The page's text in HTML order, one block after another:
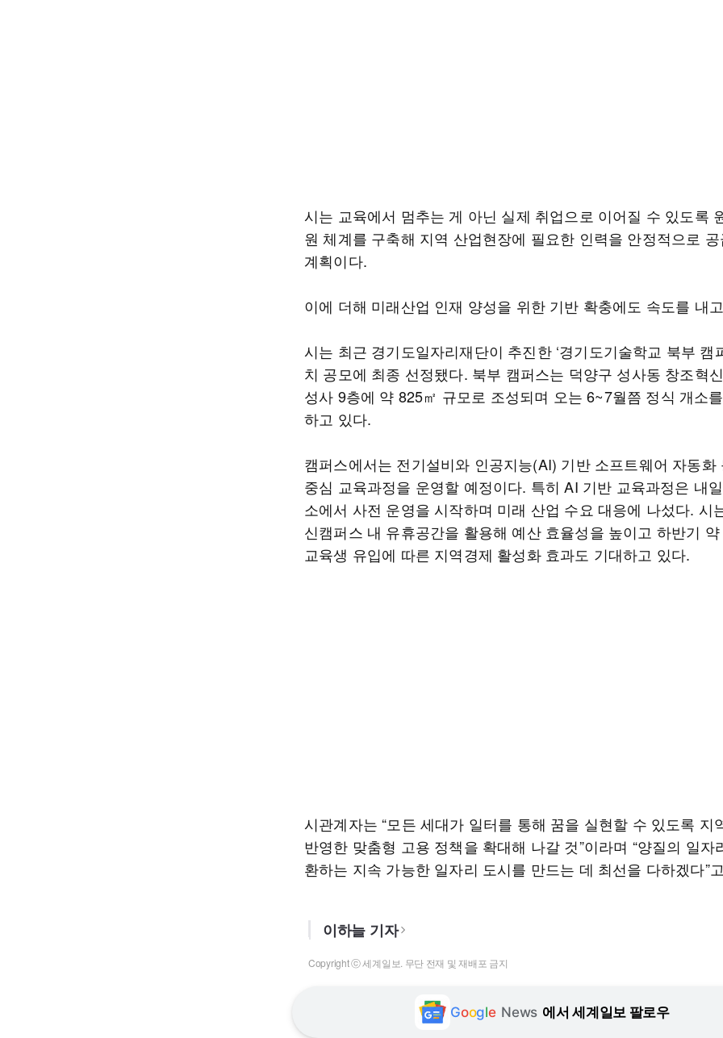
시는 교육에서 멈추는 게 아닌 실제 취업으로 이어질 수 있도록
원 체계를 구축해 지역 산업현장에 필요한 인력을 안정적으로
계획이다.
이에 더해 미래산업 인재 양성을 위한 기반 확충에도 속도를 내
시는 최근 경기도일자리재단이 추진한 ‘경기도기술학교 북부 캠
치 공모에 최종 선정됐다. 북부 캠퍼스는 덕양구 성사동 창조혁
성사 9층에 약 825㎡ 규모로 조성되며 오는 6~7월쯤 정식 개소
하고 있다.
캠퍼스에서는 전기설비와 인공지능(AI) 기반 소프트웨어 자동화
중심 교육과정을 운영할 예정이다. 특히 AI 기반 교육과정은 내
소에서 사전 운영을 시작하며 미래 산업 수요 대응에 나섰다. 시
신캠퍼스 내 유휴공간을 활용해 예산 효율성을 높이고 하반기
교육생 유입에 따른 지역경제 활성화 효과도 기대하고 있다.
시관계자는 “모든 세대가 일터를 통해 꿈을 실현할 수 있도록 지
반영한 맞춤형 고용 정책을 확대해 나갈 것”이라며 “양질의 일자
환하는 지속 가능한 일자리 도시를 만드는 데 최선을 다하겠다”
이하늘 기자
Copyright ⓒ 세계일보. 무단 전재 및 재배포 금지
Google News 에서 세계일보 팔로우